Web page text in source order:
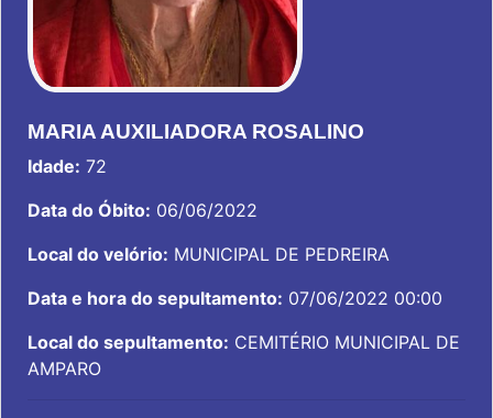
MARIA AUXILIADORA ROSALINO
Idade: 72
Data do Óbito: 06/06/2022
Local do velório: MUNICIPAL DE PEDREIRA
Data e hora do sepultamento: 07/06/2022 00:00
Local do sepultamento: CEMITÉRIO MUNICIPAL DE
AMPARO